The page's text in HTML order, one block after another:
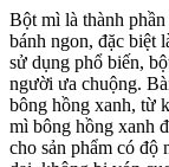
Bột mì là thành
bánh ngon, đặc biệt
sử dụng phổ biến,
người ưa chuộng.
bông hồng xanh, từ
mì bông hồng xanh
cho sản phẩm có độ